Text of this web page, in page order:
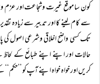
کون سا موقع غیرت وشجاعت اور عزم
سے کام لینے کا اور تدبیر سے زیادہ
تک کسی واضح اخلاقی وشرعی اصول کی
حالات اور اپنے اپنے طبائع کے
کریں اور خواہ خواہ اپنے آپ کو